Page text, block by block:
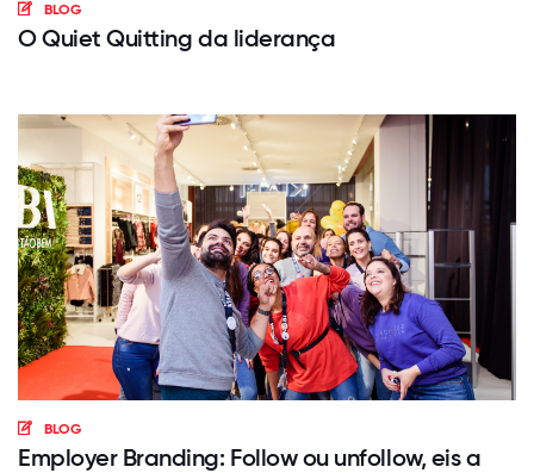
BLOG
O Quiet Quitting da liderança
BLOG
Employer Branding: Follow ou unfollow, eis a